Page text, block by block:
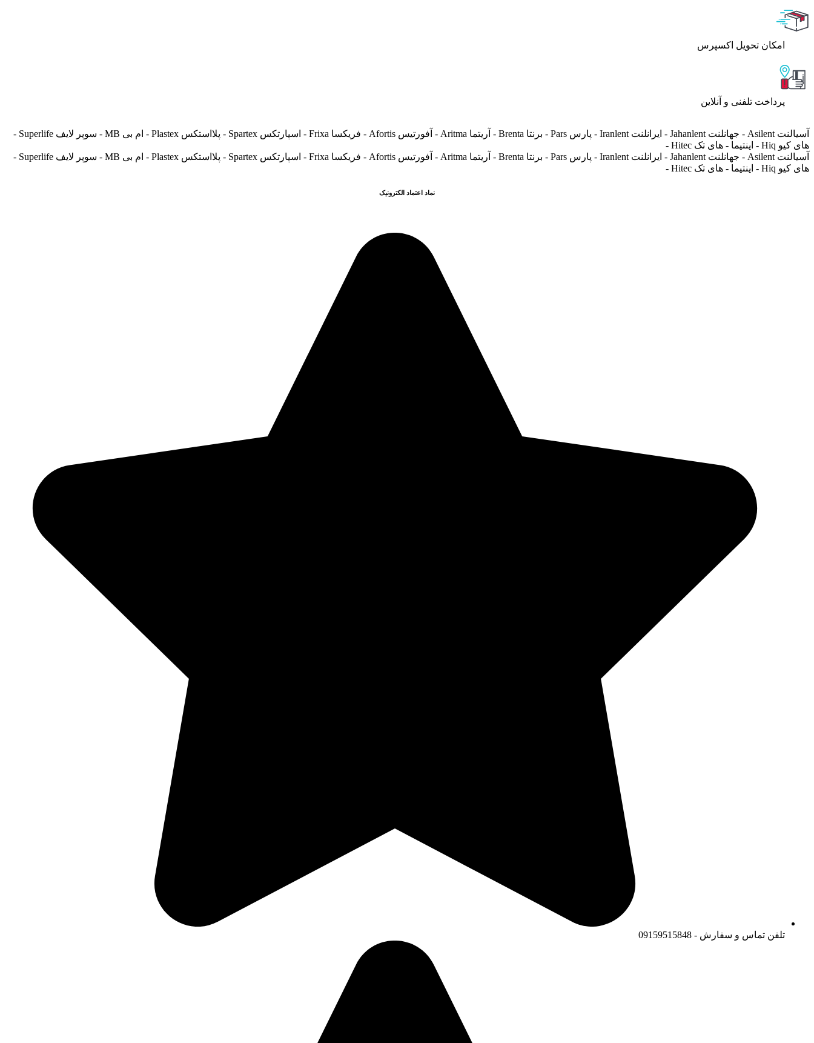
اﻣﮑﺎن ﺗﺤﻮﯾﻞ اﮐﺴﭙﺮس
پرداخت تلفنی و آنلاین
آسیالنت Asilent - جهانلنت Jahanlent - ایرانلنت Iranlent - پارس Pars - برنتا Brenta - آریتما Aritma - آفورتیس Afortis - فریکسا Frixa - اسپارتکس Spartex - پلااستکس Plastex - ام بی MB - سوپر لایف Superlife -
های کیو Hiq - اینتیما - های تک Hitec -
آسیالنت Asilent - جهانلنت Jahanlent - ایرانلنت Iranlent - پارس Pars - برنتا Brenta - آریتما Aritma - آفورتیس Afortis - فریکسا Frixa - اسپارتکس Spartex - پلااستکس Plastex - ام بی MB - سوپر لایف Superlife -
های کیو Hiq - اینتیما - های تک Hitec -
نماد اعتماد الکترونیک
تلفن تماس و سفارش - 09159515848